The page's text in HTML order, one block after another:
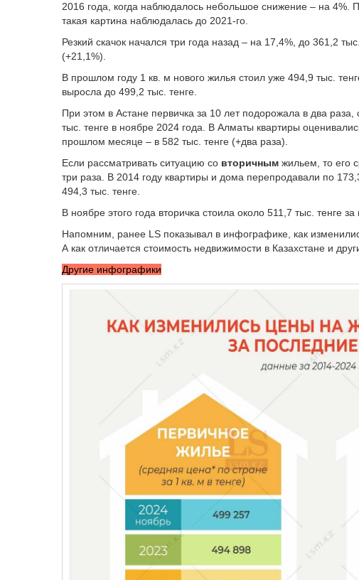
2016 года, когда наблюдалось небольшое снижение – на 4%.
такая картина наблюдалась до 2021-го.
Резкий скачок начался три года назад – на 17,4%, до 361,2
(+21,1%).
В прошлом году 1 кв. м нового жилья стоил уже 494,9 тыс.
выросла до 499,2 тыс. тенге.
При этом в Астане первичка за 10 лет подорожала в два
тыс. тенге в ноябре 2024 года. В Алматы квартиры
прошлом месяце – в 582 тыс. тенге (+два раза).
Если рассматривать ситуацию со вторичным жильем, то его
три раза. В 2014 году квартиры и дома перепродавали по
494,3 тыс. тенге.
В ноябре этого года вторичка стоила около 511,7 тыс. тенге за
Напомним, ранее LS показывал в инфографике, как
А как отличается стоимость недвижимости в Казахстане и
Другие инфографики